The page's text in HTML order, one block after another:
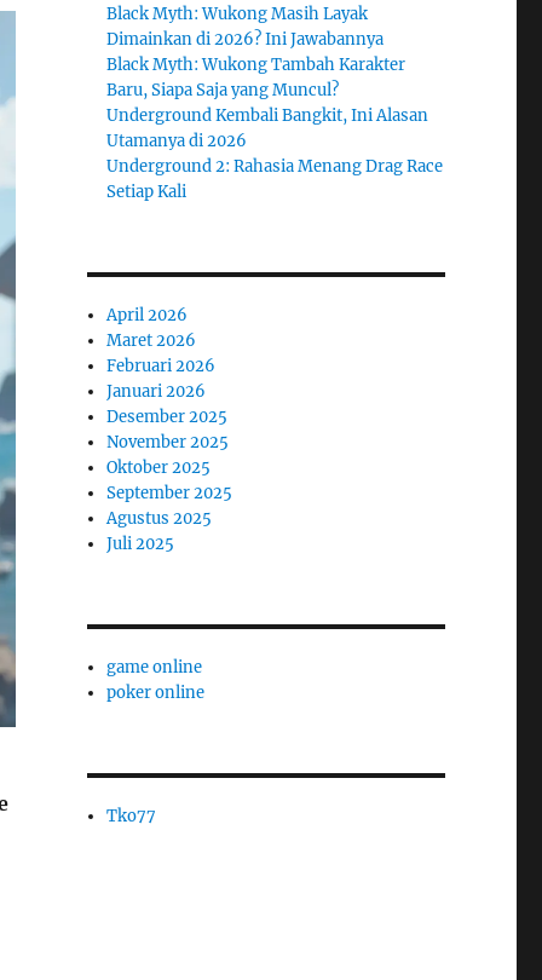
Black Myth: Wukong Masih Layak
Dimainkan di 2026? Ini Jawabannya
Black Myth: Wukong Tambah Karakter
Baru, Siapa Saja yang Muncul?
Underground Kembali Bangkit, Ini Alasan
Utamanya di 2026
Underground 2: Rahasia Menang Drag Race
Setiap Kali
April 2026
Maret 2026
Februari 2026
Januari 2026
Desember 2025
November 2025
Oktober 2025
September 2025
Agustus 2025
Juli 2025
game online
poker online
Tko77